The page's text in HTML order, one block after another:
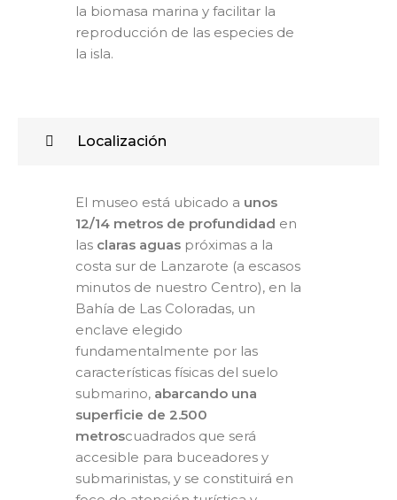
la biomasa marina y facilitar la
reproducción de las especies de
la isla.
Localización
El museo está ubicado a unos
12/14 metros de profundidad en
las claras aguas próximas a la
costa sur de Lanzarote (a escasos
minutos de nuestro Centro), en la
Bahía de Las Coloradas, un
enclave elegido
fundamentalmente por las
características físicas del suelo
submarino, abarcando una
superficie de 2.500
metroscuadrados que será
accesible para buceadores y
submarinistas, y se constituirá en